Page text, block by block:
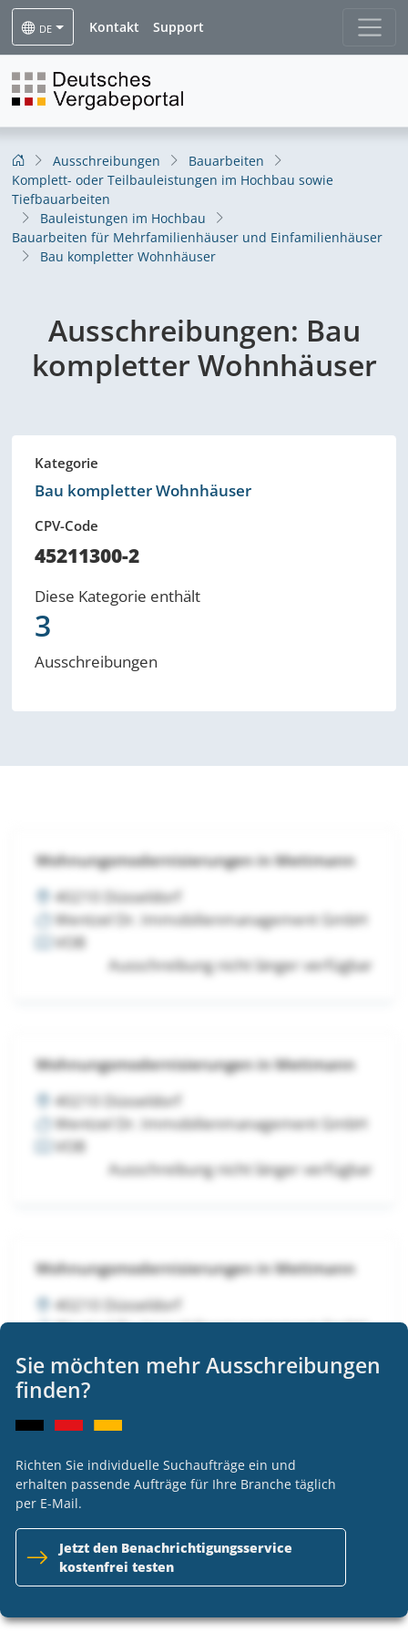
DE Kontakt Support
Ausschreibungen
Bauarbeiten
Komplett- oder Teilbauleistungen im Hochbau sowie
Tiefbauarbeiten
Bauleistungen im Hochbau
Bauarbeiten für Mehrfamilienhäuser und Einfamilienhäuser
Bau kompletter Wohnhäuser
Ausschreibungen: Bau
kompletter Wohnhäuser
Kategorie
Bau kompletter Wohnhäuser
CPV-Code
45211300-2
Diese Kategorie enthält
3
Ausschreibungen
Wohnungsmodernisierungen in Mettmann
40210 Düsseldorf
Wentzel Dr. Immobilienmanagement GmbH
VOB
Ausschreibung nicht länger verfügbar
Wohnungsmodernisierungen in Mettmann
40210 Düsseldorf
Wentzel Dr. Immobilienmanagement GmbH
VOB
Ausschreibung nicht länger verfügbar
Wohnungsmodernisierungen in Mettmann
40210 Düsseldorf
Wentzel Dr. Immobilienmanagement GmbH
Ausschreibung nicht länger verfügbar
Wohnungsmodernisierungen in Mettmann
40210 Düsseldorf
Wentzel Dr. Immobilienmanagement GmbH
VOB
Ausschreibung nicht länger verfügbar
Sie möchten mehr Ausschreibungen
finden?
Richten Sie individuelle Suchaufträge ein und
erhalten passende Aufträge für Ihre Branche täglich
per E-Mail.
Jetzt den Benachrichtigungsservice
kostenfrei testen